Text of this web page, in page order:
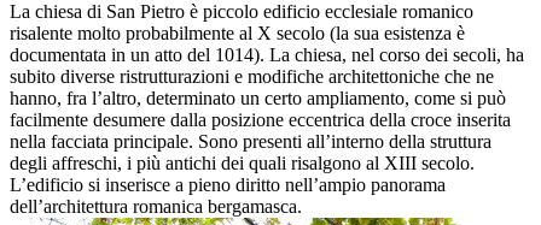
La chiesa di San Pietro è piccolo edificio ecclesiale romanico
risalente molto probabilmente al X secolo (la sua esistenza è
documentata in un atto del 1014). La chiesa, nel corso dei secoli, ha
subito diverse ristrutturazioni e modifiche architettoniche che ne
hanno, fra l’altro, determinato un certo ampliamento, come si può
facilmente desumere dalla posizione eccentrica della croce inserita
nella facciata principale. Sono presenti all’interno della struttura
degli affreschi, i più antichi dei quali risalgono al XIII secolo.
L’edificio si inserisce a pieno diritto nell’ampio panorama
dell’architettura romanica bergamasca.